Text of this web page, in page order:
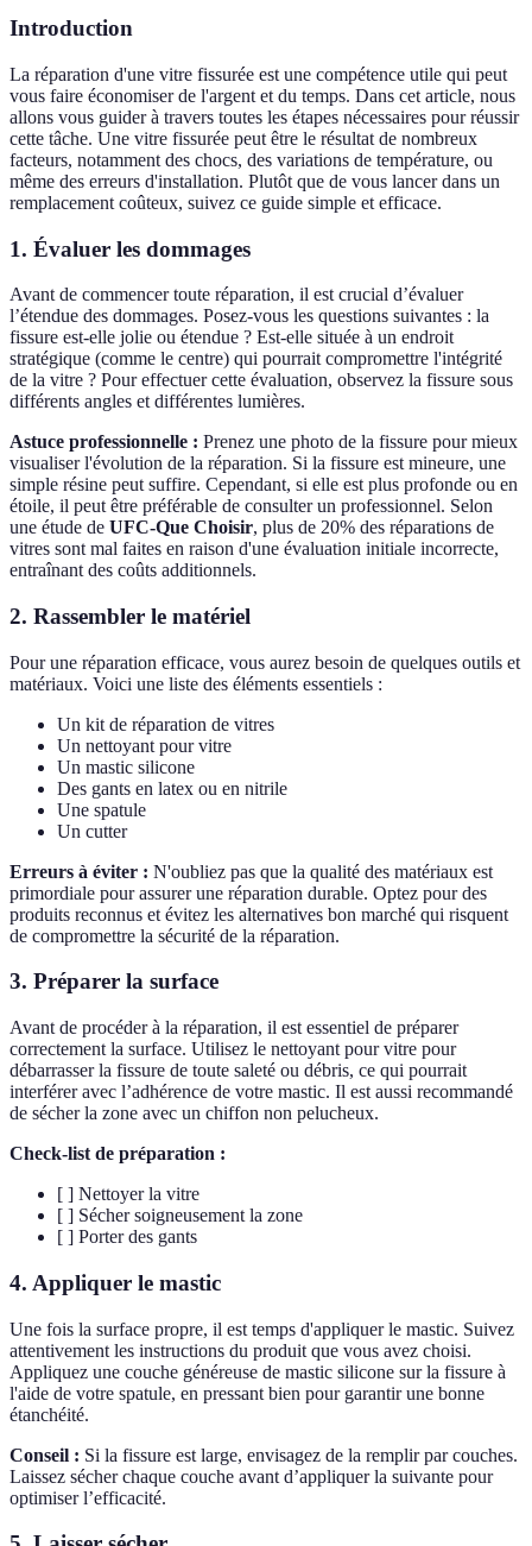
Introduction
La réparation d'une vitre fissurée est une compétence utile qui peut
vous faire économiser de l'argent et du temps. Dans cet article, nous
allons vous guider à travers toutes les étapes nécessaires pour réussir
cette tâche. Une vitre fissurée peut être le résultat de nombreux
facteurs, notamment des chocs, des variations de température, ou
même des erreurs d'installation. Plutôt que de vous lancer dans un
remplacement coûteux, suivez ce guide simple et efficace.
1. Évaluer les dommages
Avant de commencer toute réparation, il est crucial d’évaluer
l’étendue des dommages. Posez-vous les questions suivantes : la
fissure est-elle jolie ou étendue ? Est-elle située à un endroit
stratégique (comme le centre) qui pourrait compromettre l'intégrité
de la vitre ? Pour effectuer cette évaluation, observez la fissure sous
différents angles et différentes lumières.
Astuce professionnelle : Prenez une photo de la fissure pour mieux
visualiser l'évolution de la réparation. Si la fissure est mineure, une
simple résine peut suffire. Cependant, si elle est plus profonde ou en
étoile, il peut être préférable de consulter un professionnel. Selon
une étude de UFC-Que Choisir, plus de 20% des réparations de
vitres sont mal faites en raison d'une évaluation initiale incorrecte,
entraînant des coûts additionnels.
2. Rassembler le matériel
Pour une réparation efficace, vous aurez besoin de quelques outils et
matériaux. Voici une liste des éléments essentiels :
Un kit de réparation de vitres
Un nettoyant pour vitre
Un mastic silicone
Des gants en latex ou en nitrile
Une spatule
Un cutter
Erreurs à éviter : N'oubliez pas que la qualité des matériaux est
primordiale pour assurer une réparation durable. Optez pour des
produits reconnus et évitez les alternatives bon marché qui risquent
de compromettre la sécurité de la réparation.
3. Préparer la surface
Avant de procéder à la réparation, il est essentiel de préparer
correctement la surface. Utilisez le nettoyant pour vitre pour
débarrasser la fissure de toute saleté ou débris, ce qui pourrait
interférer avec l’adhérence de votre mastic. Il est aussi recommandé
de sécher la zone avec un chiffon non pelucheux.
Check-list de préparation :
[ ] Nettoyer la vitre
[ ] Sécher soigneusement la zone
[ ] Porter des gants
4. Appliquer le mastic
Une fois la surface propre, il est temps d'appliquer le mastic. Suivez
attentivement les instructions du produit que vous avez choisi.
Appliquez une couche généreuse de mastic silicone sur la fissure à
l'aide de votre spatule, en pressant bien pour garantir une bonne
étanchéité.
Conseil : Si la fissure est large, envisagez de la remplir par couches.
Laissez sécher chaque couche avant d’appliquer la suivante pour
optimiser l’efficacité.